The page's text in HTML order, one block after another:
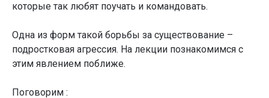
которые так любят поучать и командовать.
Одна из форм такой борьбы за существование –
подростковая агрессия. На лекции познакомимся с
этим явлением поближе.
Поговорим :